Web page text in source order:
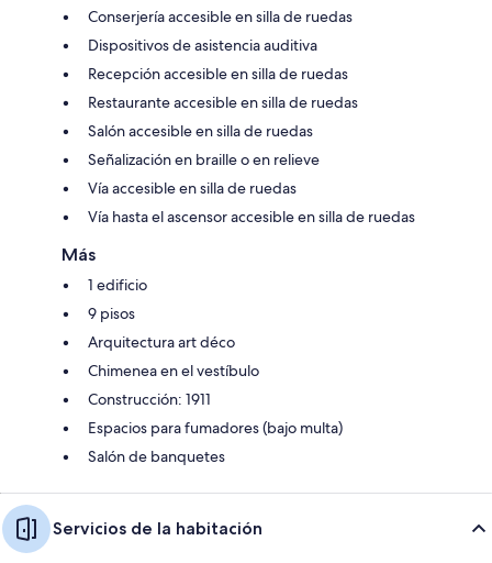
Conserjería accesible en silla de ruedas
Dispositivos de asistencia auditiva
Recepción accesible en silla de ruedas
Restaurante accesible en silla de ruedas
Salón accesible en silla de ruedas
Señalización en braille o en relieve
Vía accesible en silla de ruedas
Vía hasta el ascensor accesible en silla de ruedas
Más
1 edificio
9 pisos
Arquitectura art déco
Chimenea en el vestíbulo
Construcción: 1911
Espacios para fumadores (bajo multa)
Salón de banquetes
Servicios de la habitación